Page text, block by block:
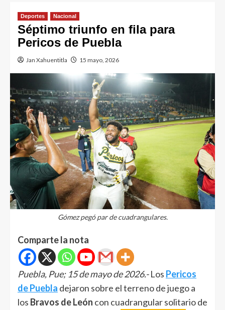
Deportes Nacional
Séptimo triunfo en fila para
Pericos de Puebla
Jan Xahuentitla 15 mayo, 2026
Gómez pegó par de cuadrangulares.
Comparte la nota
Puebla, Pue; 15 de mayo de 2026.-Los Pericos
de Puebla dejaron sobre el terreno de juego a
los Bravos de León con cuadrangular solitario de